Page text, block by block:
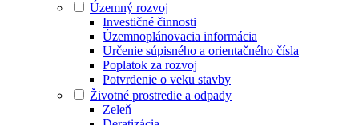
Územný rozvoj
Investičné činnosti
Územnoplánovacia informácia
Určenie súpisného a orientačného čísla
Poplatok za rozvoj
Potvrdenie o veku stavby
Životné prostredie a odpady
Zeleň